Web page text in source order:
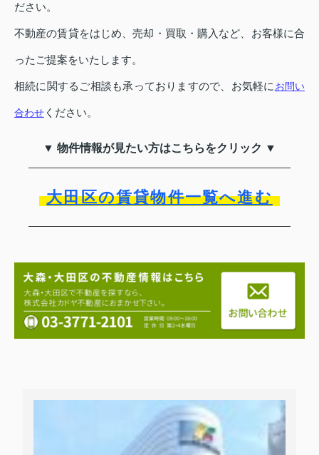
ださい。
不動産の賃貸をはじめ、売却・買取・購入など、お客様に合
ったご提案をいたします。
相続に関するご相談も承っておりますので、お気軽にお問い
合わせ ください。
▼ 物件情報が見たい方はこちらをクリック ▼
大田区の賃貸物件一覧へ進む